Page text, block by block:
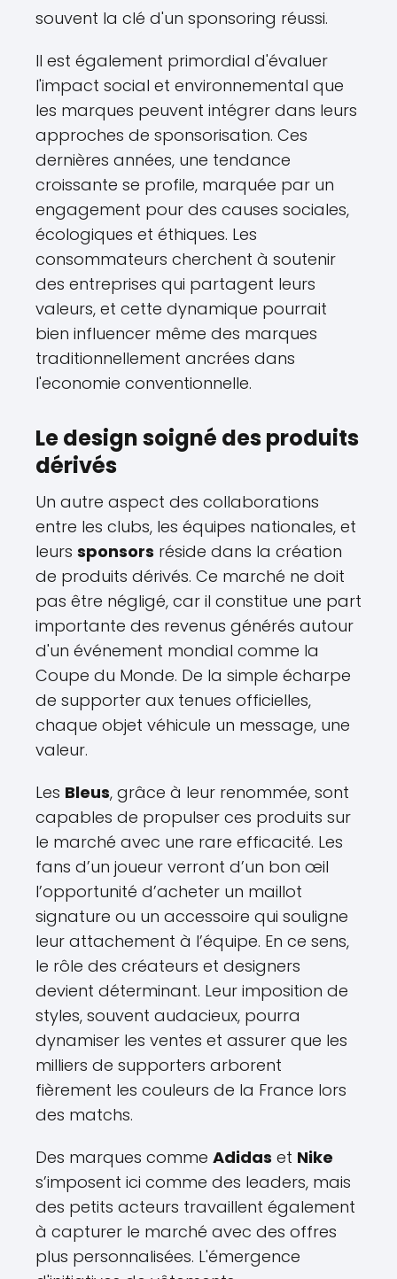
souvent la clé d'un sponsoring réussi.
Il est également primordial d'évaluer
l'impact social et environnemental que
les marques peuvent intégrer dans leurs
approches de sponsorisation. Ces
dernières années, une tendance
croissante se profile, marquée par un
engagement pour des causes sociales,
écologiques et éthiques. Les
consommateurs cherchent à soutenir
des entreprises qui partagent leurs
valeurs, et cette dynamique pourrait
bien influencer même des marques
traditionnellement ancrées dans
l'economie conventionnelle.
Le design soigné des produits
dérivés
Un autre aspect des collaborations
entre les clubs, les équipes nationales, et
leurs sponsors réside dans la création
de produits dérivés. Ce marché ne doit
pas être négligé, car il constitue une part
importante des revenus générés autour
d'un événement mondial comme la
Coupe du Monde. De la simple écharpe
de supporter aux tenues officielles,
chaque objet véhicule un message, une
valeur.
Les Bleus, grâce à leur renommée, sont
capables de propulser ces produits sur
le marché avec une rare efficacité. Les
fans d’un joueur verront d’un bon œil
l’opportunité d’acheter un maillot
signature ou un accessoire qui souligne
leur attachement à l’équipe. En ce sens,
le rôle des créateurs et designers
devient déterminant. Leur imposition de
styles, souvent audacieux, pourra
dynamiser les ventes et assurer que les
milliers de supporters arborent
fièrement les couleurs de la France lors
des matchs.
Des marques comme Adidas et Nike
s’imposent ici comme des leaders, mais
des petits acteurs travaillent également
à capturer le marché avec des offres
plus personnalisées. L'émergence